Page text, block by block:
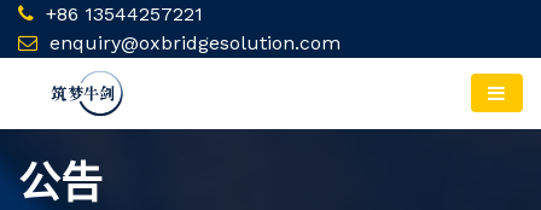
+86 13544257221
enquiry@oxbridgesolution.com
公告